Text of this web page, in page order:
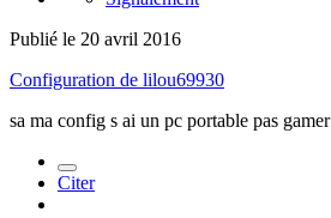
Publié le 20 avril 2016
Configuration de lilou69930
sa ma config s ai un pc portable pas gamer
Citer